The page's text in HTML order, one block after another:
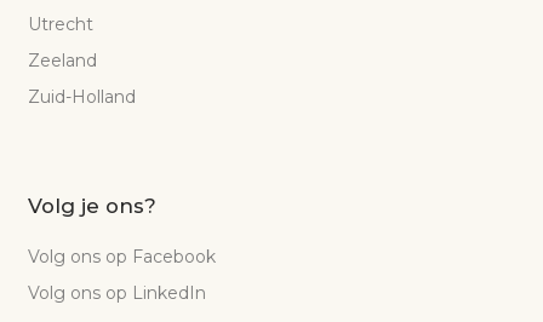
Utrecht
Zeeland
Zuid-Holland
Volg je ons?
Volg ons op Facebook
Volg ons op LinkedIn